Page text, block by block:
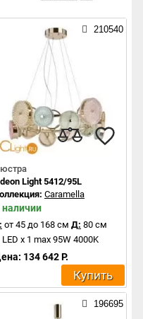
210540
Light 5412/95L
Caramella
наличии
от 45 до 168 см Д: 80 см
LED x 1 max 95W 4000K
134 642 Р.
Купить
196695